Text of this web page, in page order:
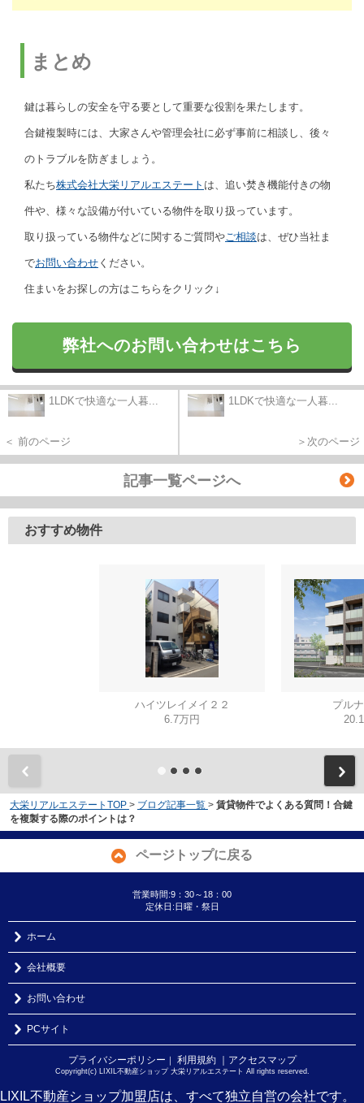
まとめ
鍵は暮らしの安全を守る要として重要な役割を果たします。
合鍵複製時には、大家さんや管理会社に必ず事前に相談し、後々
のトラブルを防ぎましょう。
私たち株式会社大栄リアルエステート は、追い焚き機能付きの物
件や、様々な設備が付いている物件を取り扱っています。
取り扱っている物件などに関するご質問や ご相談は、ぜひ当社ま
でお問い合わせ ください。
住まいをお探しの方はこちらをクリック↓
弊社へのお問い合わせはこちら
1LDKで快適な一人暮...
＜ 前のページ
1LDKで快適な一人暮...
＞次のページ
記事一覧ページへ
おすすめ物件
ハイツレイメイ２２
6.7万円
プル
大栄リアルエステートTOP > ブログ記事一覧 > 賃貸物件でよくある質問！合鍵
を複製する際のポイントは？
ページトップに戻る
営業時間:9：30～18：00
定休日:日曜・祭日
ホーム
会社概要
お問い合わせ
PCサイト
プライバシーポリシー ｜ 利用規約 ｜アクセスマップ
Copyright(c) LIXIL不動産ショップ 大栄リアルエステート All rights reserved.
LIXIL不動産ショップ加盟店は、すべて独立自営の会社です。